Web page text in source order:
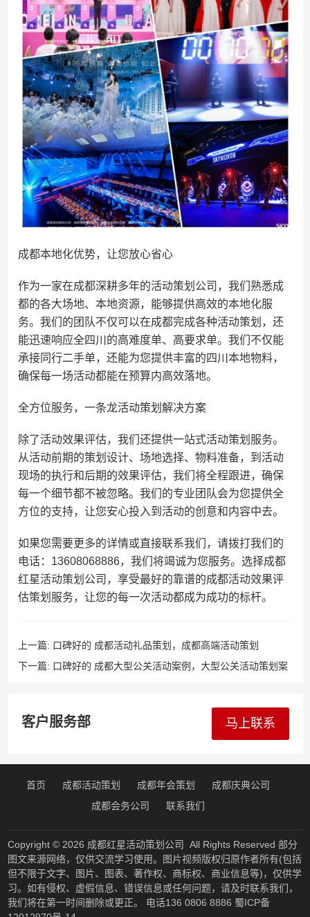
成都本地化优势，让您放心省心
作为一家在成都深耕多年的活动策划公司，我们熟悉成
都的各大场地、本地资源，能够提供高效的本地化服
务。我们的团队不仅可以在成都完成各种活动策划，还
能迅速响应全四川的高难度单、高要求单。我们不仅能
承接同行二手单，还能为您提供丰富的四川本地物料，
确保每一场活动都能在预算内高效落地。
全方位服务，一条龙活动策划解决方案
除了活动效果评估，我们还提供一站式活动策划服务。
从活动前期的策划设计、场地选择、物料准备，到活动
现场的执行和后期的效果评估，我们将全程跟进，确保
每一个细节都不被忽略。我们的专业团队会为您提供全
方位的支持，让您安心投入到活动的创意和内容中去。
如果您需要更多的详情或直接联系我们，请拨打我们的
电话：13608068886，我们将竭诚为您服务。选择成都
红星活动策划公司，享受最好的靠谱的成都活动效果评
估策划服务，让您的每一次活动都成为成功的标杆。
上一篇: 口碑好的 成都活动礼品策划，成都高端活动策划
下一篇: 口碑好的 成都大型公关活动案例，大型公关活动策划案
客户服务部 马上联系
首页 成都活动策划 成都年会策划
成都庆典公司
成都会务公司
联系我们
Copyright © 2026 成都红星活动策划公司 All Rights Reserved 部分
图文来源网络，仅供交流学习使用。图片视频版权归原作者所有(包括
但不限于文字、图片、图表、著作权、商标权、商业信息等)，仅供学
习。如有侵权、虚假信息、错误信息或任何问题，请及时联系我们，
我们将在第一时间删除或更正。 电话136 0806 8886 蜀ICP备